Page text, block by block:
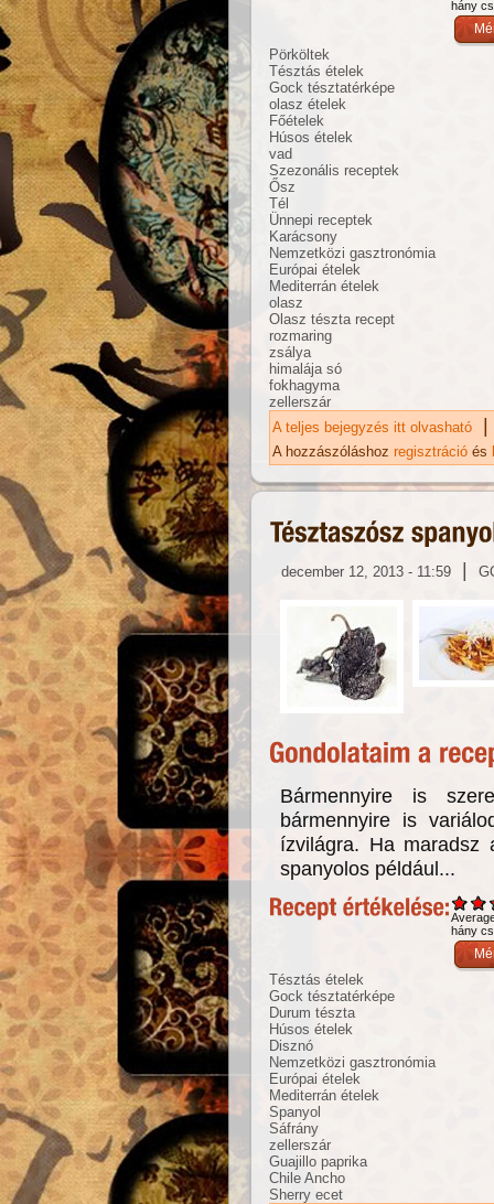
hány
Pörköltek
Tésztás ételek
Gock tésztatérképe
olasz ételek
Főételek
Húsos ételek
vad
Szezonális receptek
Ősz
Tél
Ünnepi receptek
Karácsony
Nemzetközi gasztronómia
Európai ételek
Mediterrán ételek
olasz
Olasz tészta recept
rozmaring
zsálya
himalája só
fokhagyma
zellerszár
A teljes bejegyzés itt olvasható
|
A hozzászóláshoz regisztráció és
december 12, 2013 - 11:59 |
Bármennyire is
bármennyire is
ízvilágra. Ha maradsz
spanyolos például...
hány
Tésztás ételek
Gock tésztatérképe
Durum tészta
Húsos ételek
Disznó
Nemzetközi gasztronómia
Európai ételek
Mediterrán ételek
Spanyol
Sáfrány
zellerszár
Guajillo paprika
Chile Ancho
Sherry ecet